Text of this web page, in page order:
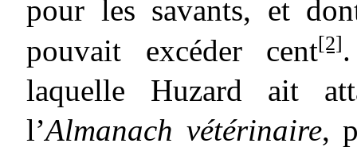
pour les savants, et
pouvait excéder cent[2]
laquelle Huzard ait
l’Almanach vétérinaire,